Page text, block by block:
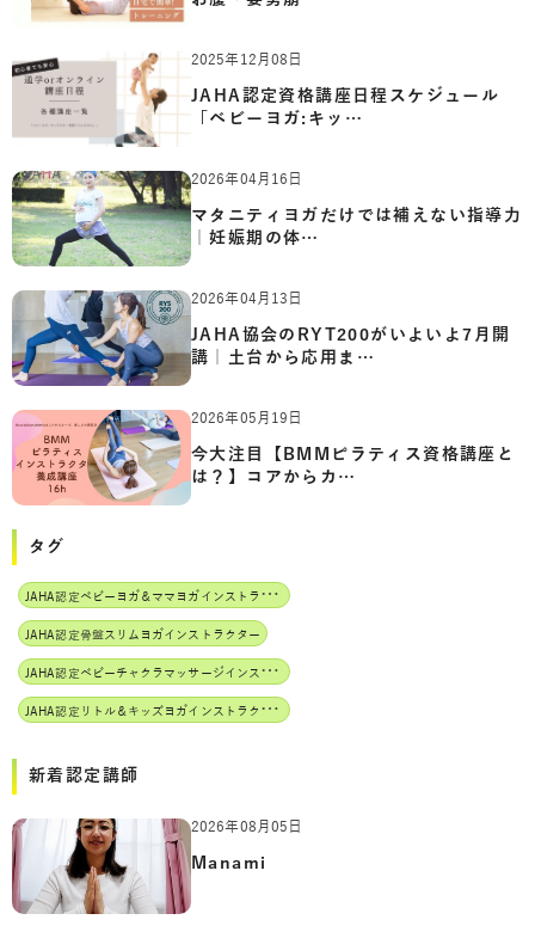
2025年12月08日
JAHA認定資格講座日程スケジュール
「ベビーヨガ:キッ…
2026年04月16日
マタニティヨガだけでは補えない指導力
｜妊娠期の体…
2026年04月13日
JAHA協会のRYT200がいよいよ7月開
講｜土台から応用ま…
2026年05月19日
今大注目【BMMピラティス資格講座と
は？】コアからカ…
タグ
J
AHA認定ベビーヨガ＆ママヨガインストラクター
JAHA認定骨盤スリムヨガインストラクター
J
AHA認定ベビーチャクラマッサージインストラクター
J
AHA認定リトル＆キッズヨガインストラクター
新着認定講師
2026年08月05日
Manami